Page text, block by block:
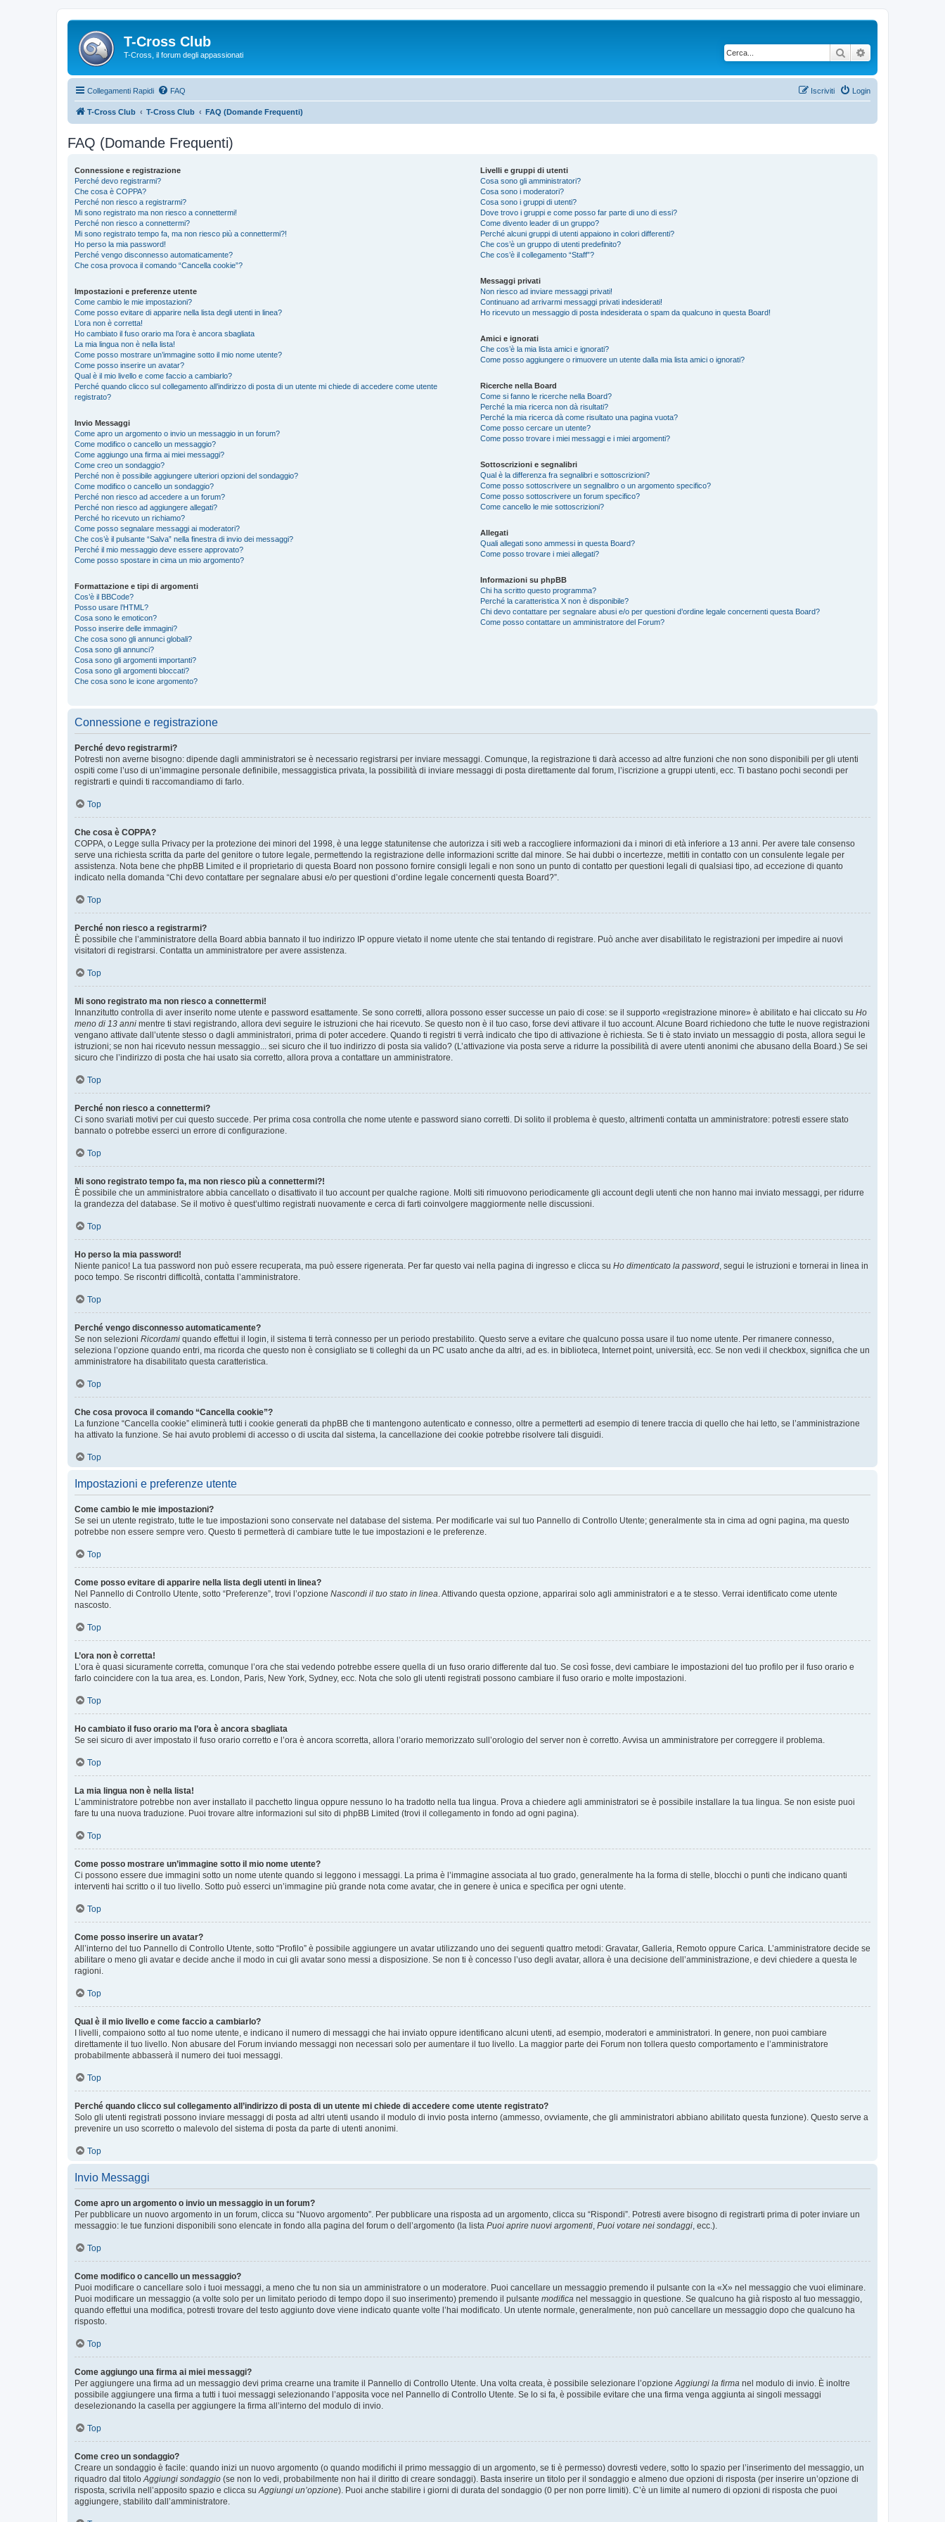
T-Cross Club
T-Cross, il forum degli appassionati Cerca
Collegamenti Rapidi FAQ Login
Iscriviti
T-Cross Club T-Cross Club FAQ (Domande Frequenti)
FAQ (Domande Frequenti)
Connessione e registrazione
Perché devo registrarmi?
Che cosa è COPPA?
Perché non riesco a registrarmi?
Mi sono registrato ma non riesco a connettermi!
Perché non riesco a connettermi?
Mi sono registrato tempo fa, ma non riesco più a connettermi?!
Ho perso la mia password!
Perché vengo disconnesso automaticamente?
Che cosa provoca il comando “Cancella cookie”?
Impostazioni e preferenze utente
Come cambio le mie impostazioni?
Come posso evitare di apparire nella lista degli utenti in linea?
L’ora non è corretta!
Ho cambiato il fuso orario ma l’ora è ancora sbagliata
La mia lingua non è nella lista!
Come posso mostrare un’immagine sotto il mio nome utente?
Come posso inserire un avatar?
Qual è il mio livello e come faccio a cambiarlo?
Perché quando clicco sul collegamento all’indirizzo di posta di un utente mi chiede di accedere come utente
registrato?
Invio Messaggi
Come apro un argomento o invio un messaggio in un forum?
Come modifico o cancello un messaggio?
Come aggiungo una firma ai miei messaggi?
Come creo un sondaggio?
Perché non è possibile aggiungere ulteriori opzioni del sondaggio?
Come modifico o cancello un sondaggio?
Perché non riesco ad accedere a un forum?
Perché non riesco ad aggiungere allegati?
Perché ho ricevuto un richiamo?
Come posso segnalare messaggi ai moderatori?
Che cos’è il pulsante “Salva” nella finestra di invio dei messaggi?
Perché il mio messaggio deve essere approvato?
Come posso spostare in cima un mio argomento?
Formattazione e tipi di argomenti
Cos’è il BBCode?
Posso usare l’HTML?
Cosa sono le emoticon?
Posso inserire delle immagini?
Che cosa sono gli annunci globali?
Cosa sono gli annunci?
Cosa sono gli argomenti importanti?
Cosa sono gli argomenti bloccati?
Che cosa sono le icone argomento?
Livelli e gruppi di utenti
Cosa sono gli amministratori?
Cosa sono i moderatori?
Cosa sono i gruppi di utenti?
Dove trovo i gruppi e come posso far parte di uno di essi?
Come divento leader di un gruppo?
Perché alcuni gruppi di utenti appaiono in colori differenti?
Che cos’è un gruppo di utenti predefinito?
Che cos’è il collegamento “Staff”?
Messaggi privati
Non riesco ad inviare messaggi privati!
Continuano ad arrivarmi messaggi privati indesiderati!
Ho ricevuto un messaggio di posta indesiderata o spam da qualcuno in questa Board!
Amici e ignorati
Che cos’è la mia lista amici e ignorati?
Come posso aggiungere o rimuovere un utente dalla mia lista amici o ignorati?
Ricerche nella Board
Come si fanno le ricerche nella Board?
Perché la mia ricerca non dà risultati?
Perché la mia ricerca dà come risultato una pagina vuota?
Come posso cercare un utente?
Come posso trovare i miei messaggi e i miei argomenti?
Sottoscrizioni e segnalibri
Qual è la differenza fra segnalibri e sottoscrizioni?
Come posso sottoscrivere un segnalibro o un argomento specifico?
Come posso sottoscrivere un forum specifico?
Come cancello le mie sottoscrizioni?
Allegati
Quali allegati sono ammessi in questa Board?
Come posso trovare i miei allegati?
Informazioni su phpBB
Chi ha scritto questo programma?
Perché la caratteristica X non è disponibile?
Chi devo contattare per segnalare abusi e/o per questioni d’ordine legale concernenti questa Board?
Come posso contattare un amministratore del Forum?
Connessione e registrazione
Perché devo registrarmi?
Potresti non averne bisogno: dipende dagli amministratori se è necessario registrarsi per inviare messaggi. Comunque, la registrazione ti darà accesso ad altre funzioni che non sono disponibili per gli utenti
ospiti come l’uso di un’immagine personale definibile, messaggistica privata, la possibilità di inviare messaggi di posta direttamente dal forum, l’iscrizione a gruppi utenti, ecc. Ti bastano pochi secondi per
registrarti e quindi ti raccomandiamo di farlo.
Top
Che cosa è COPPA?
COPPA, o Legge sulla Privacy per la protezione dei minori del 1998, è una legge statunitense che autorizza i siti web a raccogliere informazioni da i minori di età inferiore a 13 anni. Per avere tale consenso
serve una richiesta scritta da parte del genitore o tutore legale, permettendo la registrazione delle informazioni scritte dal minore. Se hai dubbi o incertezze, mettiti in contatto con un consulente legale per
assistenza. Nota bene che phpBB Limited e il proprietario di questa Board non possono fornire consigli legali e non sono un punto di contatto per questioni legali di qualsiasi tipo, ad eccezione di quanto
indicato nella domanda “Chi devo contattare per segnalare abusi e/o per questioni d’ordine legale concernenti questa Board?”.
Top
Perché non riesco a registrarmi?
È possibile che l’amministratore della Board abbia bannato il tuo indirizzo IP oppure vietato il nome utente che stai tentando di registrare. Può anche aver disabilitato le registrazioni per impedire ai nuovi
visitatori di registrarsi. Contatta un amministratore per avere assistenza.
Top
Mi sono registrato ma non riesco a connettermi!
Innanzitutto controlla di aver inserito nome utente e password esattamente. Se sono corretti, allora possono esser successe un paio di cose: se il supporto «registrazione minore» è abilitato e hai cliccato su Ho
meno di 13 anni mentre ti stavi registrando, allora devi seguire le istruzioni che hai ricevuto. Se questo non è il tuo caso, forse devi attivare il tuo account. Alcune Board richiedono che tutte le nuove registrazioni
vengano attivate dall’utente stesso o dagli amministratori, prima di poter accedere. Quando ti registri ti verrà indicato che tipo di attivazione è richiesta. Se ti è stato inviato un messaggio di posta, allora segui le
istruzioni; se non hai ricevuto nessun messaggio... sei sicuro che il tuo indirizzo di posta sia valido? (L’attivazione via posta serve a ridurre la possibilità di avere utenti anonimi che abusano della Board.) Se sei
sicuro che l’indirizzo di posta che hai usato sia corretto, allora prova a contattare un amministratore.
Top
Perché non riesco a connettermi?
Ci sono svariati motivi per cui questo succede. Per prima cosa controlla che nome utente e password siano corretti. Di solito il problema è questo, altrimenti contatta un amministratore: potresti essere stato
bannato o potrebbe esserci un errore di configurazione.
Top
Mi sono registrato tempo fa, ma non riesco più a connettermi?!
È possibile che un amministratore abbia cancellato o disattivato il tuo account per qualche ragione. Molti siti rimuovono periodicamente gli account degli utenti che non hanno mai inviato messaggi, per ridurre
la grandezza del database. Se il motivo è quest’ultimo registrati nuovamente e cerca di farti coinvolgere maggiormente nelle discussioni.
Top
Ho perso la mia password!
Niente panico! La tua password non può essere recuperata, ma può essere rigenerata. Per far questo vai nella pagina di ingresso e clicca su Ho dimenticato la password , segui le istruzioni e tornerai in linea in
poco tempo. Se riscontri difficoltà, contatta l’amministratore.
Top
Perché vengo disconnesso automaticamente?
Se non selezioni Ricordami quando effettui il login, il sistema ti terrà connesso per un periodo prestabilito. Questo serve a evitare che qualcuno possa usare il tuo nome utente. Per rimanere connesso,
seleziona l’opzione quando entri, ma ricorda che questo non è consigliato se ti colleghi da un PC usato anche da altri, ad es. in biblioteca, Internet point, università, ecc. Se non vedi il checkbox, significa che un
amministratore ha disabilitato questa caratteristica.
Top
Che cosa provoca il comando “Cancella cookie”?
La funzione “Cancella cookie” eliminerà tutti i cookie generati da phpBB che ti mantengono autenticato e connesso, oltre a permetterti ad esempio di tenere traccia di quello che hai letto, se l’amministrazione
ha attivato la funzione. Se hai avuto problemi di accesso o di uscita dal sistema, la cancellazione dei cookie potrebbe risolvere tali disguidi.
Top
Impostazioni e preferenze utente
Come cambio le mie impostazioni?
Se sei un utente registrato, tutte le tue impostazioni sono conservate nel database del sistema. Per modificarle vai sul tuo Pannello di Controllo Utente; generalmente sta in cima ad ogni pagina, ma questo
potrebbe non essere sempre vero. Questo ti permetterà di cambiare tutte le tue impostazioni e le preferenze.
Top
Come posso evitare di apparire nella lista degli utenti in linea?
Nel Pannello di Controllo Utente, sotto “Preferenze”, trovi l’opzione Nascondi il tuo stato in linea . Attivando questa opzione, apparirai solo agli amministratori e a te stesso. Verrai identificato come utente
nascosto.
Top
L’ora non è corretta!
L’ora è quasi sicuramente corretta, comunque l’ora che stai vedendo potrebbe essere quella di un fuso orario differente dal tuo. Se così fosse, devi cambiare le impostazioni del tuo profilo per il fuso orario e
farlo coincidere con la tua area, es. London, Paris, New York, Sydney, ecc. Nota che solo gli utenti registrati possono cambiare il fuso orario e molte impostazioni.
Top
Ho cambiato il fuso orario ma l’ora è ancora sbagliata
Se sei sicuro di aver impostato il fuso orario corretto e l’ora è ancora scorretta, allora l’orario memorizzato sull’orologio del server non è corretto. Avvisa un amministratore per correggere il problema.
Top
La mia lingua non è nella lista!
L’amministratore potrebbe non aver installato il pacchetto lingua oppure nessuno lo ha tradotto nella tua lingua. Prova a chiedere agli amministratori se è possibile installare la tua lingua. Se non esiste puoi
fare tu una nuova traduzione. Puoi trovare altre informazioni sul sito di phpBB Limited (trovi il collegamento in fondo ad ogni pagina).
Top
Come posso mostrare un’immagine sotto il mio nome utente?
Ci possono essere due immagini sotto un nome utente quando si leggono i messaggi. La prima è l’immagine associata al tuo grado, generalmente ha la forma di stelle, blocchi o punti che indicano quanti
interventi hai scritto o il tuo livello. Sotto può esserci un’immagine più grande nota come avatar, che in genere è unica e specifica per ogni utente.
Top
Come posso inserire un avatar?
All’interno del tuo Pannello di Controllo Utente, sotto “Profilo” è possibile aggiungere un avatar utilizzando uno dei seguenti quattro metodi: Gravatar, Galleria, Remoto oppure Carica. L’amministratore decide se
abilitare o meno gli avatar e decide anche il modo in cui gli avatar sono messi a disposizione. Se non ti è concesso l’uso degli avatar, allora è una decisione dell’amministrazione, e devi chiedere a questa le
ragioni.
Top
Qual è il mio livello e come faccio a cambiarlo?
I livelli, compaiono sotto al tuo nome utente, e indicano il numero di messaggi che hai inviato oppure identificano alcuni utenti, ad esempio, moderatori e amministratori. In genere, non puoi cambiare
direttamente il tuo livello. Non abusare del Forum inviando messaggi non necessari solo per aumentare il tuo livello. La maggior parte dei Forum non tollera questo comportamento e l’amministratore
probabilmente abbasserà il numero dei tuoi messaggi.
Top
Perché quando clicco sul collegamento all’indirizzo di posta di un utente mi chiede di accedere come utente registrato?
Solo gli utenti registrati possono inviare messaggi di posta ad altri utenti usando il modulo di invio posta interno (ammesso, ovviamente, che gli amministratori abbiano abilitato questa funzione). Questo serve a
prevenire un uso scorretto o malevolo del sistema di posta da parte di utenti anonimi.
Top
Invio Messaggi
Come apro un argomento o invio un messaggio in un forum?
Per pubblicare un nuovo argomento in un forum, clicca su “Nuovo argomento”. Per pubblicare una risposta ad un argomento, clicca su “Rispondi”. Potresti avere bisogno di registrarti prima di poter inviare un
messaggio: le tue funzioni disponibili sono elencate in fondo alla pagina del forum o dell’argomento (la lista Puoi aprire nuovi argomenti Puoi votare nei sondaggi , ecc.).
Top
Come modifico o cancello un messaggio?
Puoi modificare o cancellare solo i tuoi messaggi, a meno che tu non sia un amministratore o un moderatore. Puoi cancellare un messaggio premendo il pulsante con la «X» nel messaggio che vuoi eliminare.
Puoi modificare un messaggio (a volte solo per un limitato periodo di tempo dopo il suo inserimento) premendo il pulsante modifica nel messaggio in questione. Se qualcuno ha già risposto al tuo messaggio,
quando effettui una modifica, potresti trovare del testo aggiunto dove viene indicato quante volte l’hai modificato. Un utente normale, generalmente, non può cancellare un messaggio dopo che qualcuno ha
risposto.
Top
Come aggiungo una firma ai miei messaggi?
Per aggiungere una firma ad un messaggio devi prima crearne una tramite il Pannello di Controllo Utente. Una volta creata, è possibile selezionare l’opzione Aggiungi la firma nel modulo di invio. È inoltre
possibile aggiungere una firma a tutti i tuoi messaggi selezionando l’apposita voce nel Pannello di Controllo Utente. Se lo si fa, è possibile evitare che una firma venga aggiunta ai singoli messaggi
deselezionando la casella per aggiungere la firma all’interno del modulo di invio.
Top
Come creo un sondaggio?
Creare un sondaggio è facile: quando inizi un nuovo argomento (o quando modifichi il primo messaggio di un argomento, se ti è permesso) dovresti vedere, sotto lo spazio per l’inserimento del messaggio, un
riquadro dal titolo Aggiungi sondaggio (se non lo vedi, probabilmente non hai il diritto di creare sondaggi). Basta inserire un titolo per il sondaggio e almeno due opzioni di risposta (per inserire un’opzione di
risposta, scrivila nell’apposito spazio e clicca su Aggiungi un’opzione). Puoi anche stabilire i giorni di durata del sondaggio (0 per non porre limiti). C’è un limite al numero di opzioni di risposta che puoi
aggiungere, stabilito dall’amministratore.